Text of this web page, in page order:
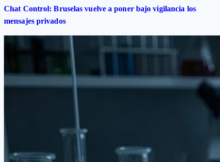
Chat Control: Bruselas vuelve a poner bajo vigilancia los
mensajes privados